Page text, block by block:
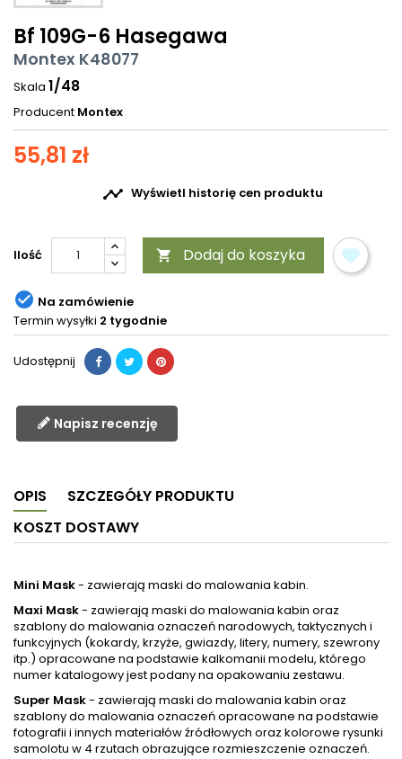
Bf 109G-6 Hasegawa
Montex K48077
Skala 1/48
Producent Montex
55,81 zł
 Wyświetl historię cen produktu
Ilość  Dodaj do koszyka
 Na zamówienie
Termin wysyłki 2 tygodnie
Udostępnij
Napisz recenzję
OPIS
SZCZEGÓŁY PRODUKTU
KOSZT DOSTAWY
Mini Mask- zawierają maski do malowania kabin.
Maxi Mask- zawierają maski do malowania kabin oraz
szablony do malowania oznaczeń narodowych, taktycznych i
funkcyjnych (kokardy, krzyże, gwiazdy, litery, numery, szewrony
itp.) opracowane na podstawie kalkomanii modelu, którego
numer katalogowy jest podany na opakowaniu zestawu.
Super Mask- zawierają maski do malowania kabin oraz
szablony do malowania oznaczeń opracowane na podstawie
fotografii i innych materiałów źródłowych oraz kolorowe rysunki
samolotu w 4 rzutach obrazujące rozmieszczenie oznaczeń.